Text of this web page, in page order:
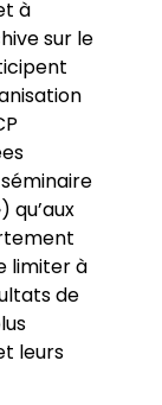
à
sur le
qu’aux
limiter à
de
leurs